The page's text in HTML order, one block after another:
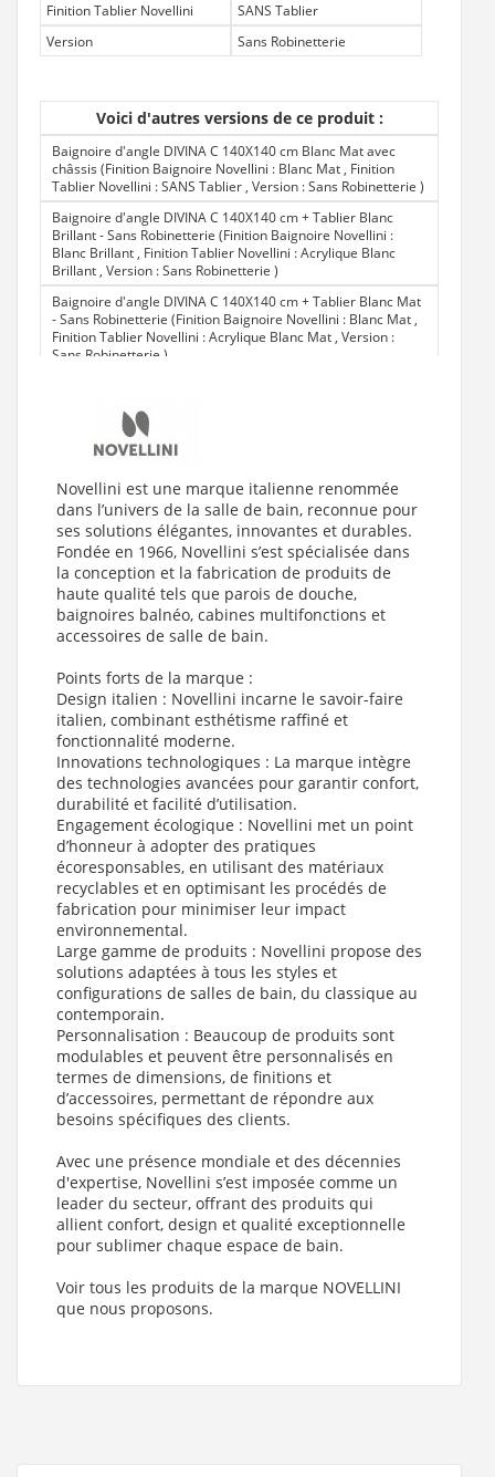
Finition Tablier Novellini
SANS Tablier
Version
Sans Robinetterie
Voici d'autres versions de ce produit :
Baignoire d'angle DIVINA C 140X140 cm Blanc Mat avec
châssis (Finition Baignoire Novellini : Blanc Mat , Finition
Tablier Novellini : SANS Tablier , Version : Sans Robinetterie )
Baignoire d'angle DIVINA C 140X140 cm + Tablier Blanc
Brillant - Sans Robinetterie (Finition Baignoire Novellini :
Blanc Brillant , Finition Tablier Novellini : Acrylique Blanc
Brillant , Version : Sans Robinetterie )
Baignoire d'angle DIVINA C 140X140 cm + Tablier Blanc Mat
- Sans Robinetterie (Finition Baignoire Novellini : Blanc Mat ,
Finition Tablier Novellini : Acrylique Blanc Mat , Version :
Sans Robinetterie )
Finition Tablier Novellini : SANS Tablier , Version : Avec
Robinetterie)
Robinetterie - Tablier Rovere Fiemme (Finition Baignoire
Novellini : Blanc Brillant , Finition Tablier Novellini : Bois :
Rovere fiemme , Version : Sans Robinetterie
Baignoire d'angle DIVINA C 140X140 cm Blanc Mat - Avec
Robinetterie (Finition Baignoire Novellini : Blanc Mat , Finition
Tablier Novellini : SANS Tablier , Version : Avec Robinetterie
Baignoire d'angle DIVINA C 140X140 cm Blanc Mat - Sans
Robinetterie - Tablier Rovere Fiemme (Finition Baignoire
fiemme , Version : Sans Robinetterie
Baignoire d'angle DIVINA C 140X140 cm Blanc brillant - Sans
Robinetterie - Tablier Cenere (Finition Baignoire Novellini :
Blanc Brillant , Finition Tablier Novellini : Argile : Cenere ,
Version : Sans Robinetterie)
Baignoire d'angle DIVINA C 140X140 cm Blanc brillant - Sans
Robinetterie - Tablier Polvere (Finition Baignoire Novellini :
Blanc Brillant , Finition Tablier Novellini : Argile : Polvere ,
Version : Sans Robinetterie)
Baignoire d'angle DIVINA C 140X140 cm + Tablier Blanc
Brillant - Avec Robinetterie (Finition Baignoire Novellini :
Blanc Brillant , Finition Tablier Novellini : Acrylique Blanc
Brillant , Version : Avec Robinetterie
Baignoire d'angle DIVINA C 140X140 cm Blanc Mat - Sans
Robinetterie - Tablier Cenere (Finition Baignoire Novellini :
Blanc Mat , Finition Tablier Novellini : Argile : Cenere ,
Version : Sans Robinetterie
Baignoire d'angle DIVINA C 140X140 cm Blanc Mat - Sans
Robinetterie - Tablier Polvere (Finition Baignoire Novellini :
Blanc Mat , Finition Tablier Novellini : Argile : Polvere ,
Version : Sans Robinetterie)
Baignoire d'angle DIVINA C 140X140 cm + Tablier Blanc Mat
Finition Tablier Novellini : Acrylique Blanc Mat , Version :
Avec Robinetterie)
Baignoire d'angle DIVINA C 140X140 cm Blanc brillant - Avec
Robinetterie - Tablier Rovere Fiemme (Finition Baignoire
Novellini : Blanc Brillant , Finition Tablier Novellini : Bois :
Baignoire d'angle DIVINA C 140X140 cm Blanc Mat - Avec
Robinetterie - Tablier Rovere Fiemme (Finition Baignoire
Novellini est une marque italienne renommée
dans l’univers de la salle de bain, reconnue pour
ses solutions élégantes, innovantes et durables.
Fondée en 1966, Novellini s’est spécialisée dans
la conception et la fabrication de produits de
haute qualité tels que parois de douche,
baignoires balnéo, cabines multifonctions et
accessoires de salle de bain.
Points forts de la marque :
Design italien : Novellini incarne le savoir-faire
italien, combinant esthétisme raffiné et
fonctionnalité moderne.
Innovations technologiques : La marque intègre
des technologies avancées pour garantir confort,
durabilité et facilité d’utilisation.
Engagement écologique : Novellini met un point
d’honneur à adopter des pratiques
écoresponsables, en utilisant des matériaux
recyclables et en optimisant les procédés de
fabrication pour minimiser leur impact
environnemental.
Large gamme de produits : Novellini propose des
solutions adaptées à tous les styles et
configurations de salles de bain, du classique au
contemporain.
Personnalisation : Beaucoup de produits sont
modulables et peuvent être personnalisés en
termes de dimensions, de finitions et
d’accessoires, permettant de répondre aux
besoins spécifiques des clients.
Avec une présence mondiale et des décennies
d'expertise, Novellini s’est imposée comme un
leader du secteur, offrant des produits qui
allient confort, design et qualité exceptionnelle
pour sublimer chaque espace de bain.
Voir tous les produits de la marque NOVELLINI
que nous proposons.